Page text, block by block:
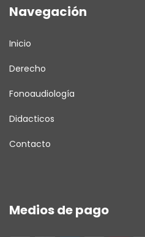
Navegación
Inicio
Derecho
Fonoaudiología
Didacticos
Contacto
Medios de pago